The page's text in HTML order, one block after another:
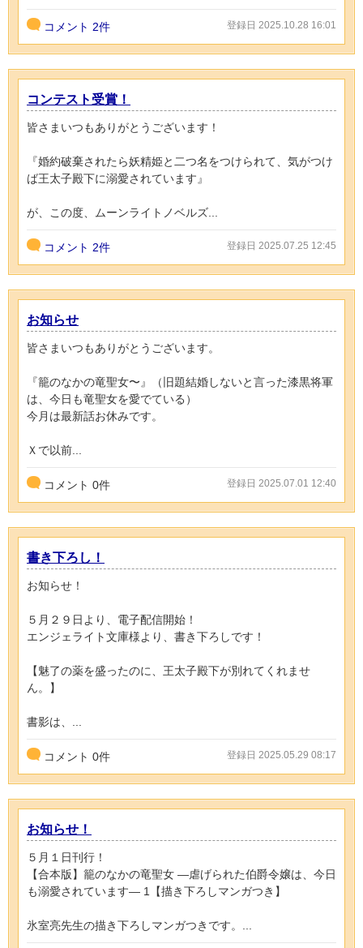
コメント 2件 登録日 2025.10.28 16:01
コンテスト受賞！
皆さまいつもありがとうございます！
『婚約破棄されたら妖精姫と二つ名をつけられて、気がつけ
ば王太子殿下に溺愛されています』
が、この度、ムーンライトノベルズ...
コメント 2件 登録日 2025.07.25 12:45
お知らせ
皆さまいつもありがとうございます。
『籠のなかの竜聖女〜』（旧題結婚しないと言った漆黒将軍
は、今日も竜聖女を愛でている）
今月は最新話お休みです。
Ｘで以前...
コメント 0件 登録日 2025.07.01 12:40
書き下ろし！
お知らせ！
５月２９日より、電子配信開始！
エンジェライト文庫様より、書き下ろしです！
【魅了の薬を盛ったのに、王太子殿下が別れてくれませ
ん。】
書影は、...
コメント 0件 登録日 2025.05.29 08:17
お知らせ！
５月１日刊行！
【合本版】籠のなかの竜聖女 ―虐げられた伯爵令嬢は、今日
も溺愛されています― 1【描き下ろしマンガつき】
氷室亮先生の描き下ろしマンガつきです。...